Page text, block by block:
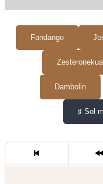
Fandango
Zesteronekua
Dambolin
♯ Sol